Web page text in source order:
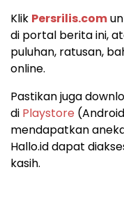
Klik Persrilis.com
di portal berita ini,
puluhan, ratusan,
online.
Pastikan juga
di Playstore
mendapatkan
Hallo.id dapat
kasih.